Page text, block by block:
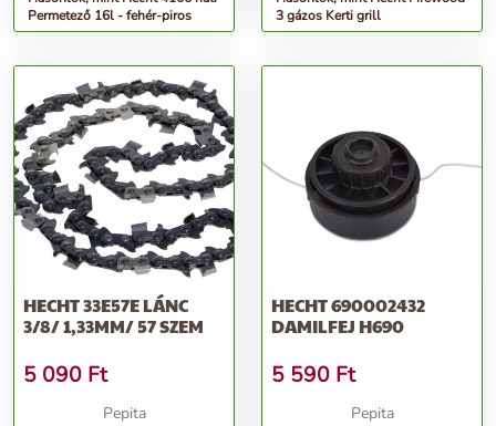
Permetező 16l - fehér-piros
3 gázos Kerti grill
HECHT 33E57E LÁNC
3/8/ 1,33MM/ 57 SZEM
5 090 Ft
Pepita
HECHT 690002432
DAMILFEJ H690
5 590 Ft
Pepita